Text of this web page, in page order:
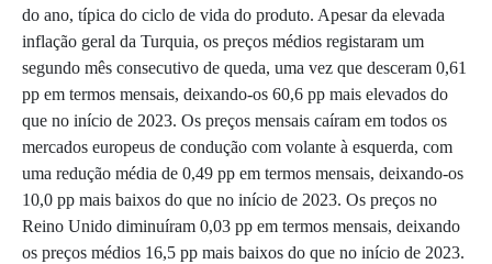
do ano, típica do ciclo de vida do produto. Apesar da elevada
inflação geral da Turquia, os preços médios registaram um
segundo mês consecutivo de queda, uma vez que desceram 0,61
pp em termos mensais, deixando-os 60,6 pp mais elevados do
que no início de 2023. Os preços mensais caíram em todos os
mercados europeus de condução com volante à esquerda, com
uma redução média de 0,49 pp em termos mensais, deixando-os
10,0 pp mais baixos do que no início de 2023. Os preços no
Reino Unido diminuíram 0,03 pp em termos mensais, deixando
os preços médios 16,5 pp mais baixos do que no início de 2023.